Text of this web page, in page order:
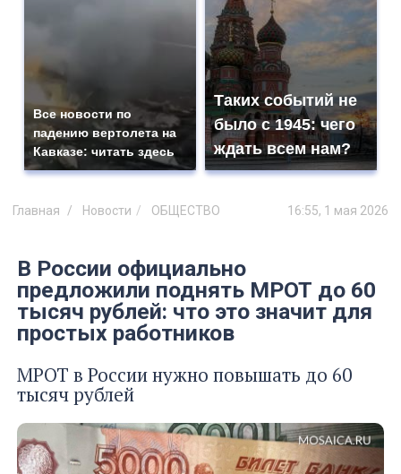
Все новости по
падению вертолета на
Кавказе: читать здесь
Таких событий не
было с 1945: чего
ждать всем нам?
Главная Новости ОБЩЕСТВО 16:55, 1 мая 2026
В России официально
предложили поднять МРОТ до 60
тысяч рублей: что это значит для
простых работников
МРОТ в России нужно повышать до 60
тысяч рублей